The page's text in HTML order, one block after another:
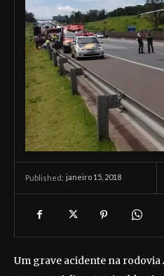
Published: janeiro 15, 2018
Um grave acidente na